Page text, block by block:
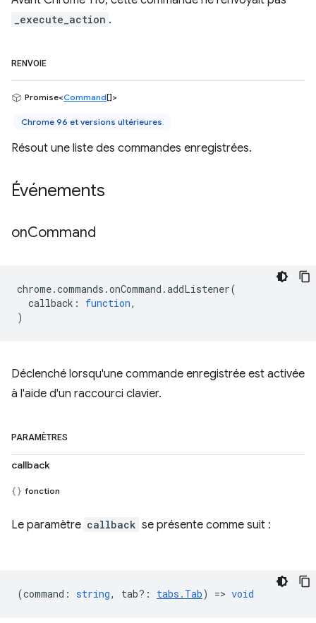
_execute_action .
RENVOIE
Promise<Command[]>
Chrome 96 et versions ultérieures
Résout une liste des commandes enregistrées.
Événements
onCommand
chrome.commands .onCommand .addListener(
callback : function,
)
Déclenché lorsqu'une commande enregistrée est activée
à l'aide d'un raccourci clavier.
PARAMÈTRES
callback
fonction
Le paramètre callback se présente comme suit :
(command : string, tab? : tabs.Tab) => void